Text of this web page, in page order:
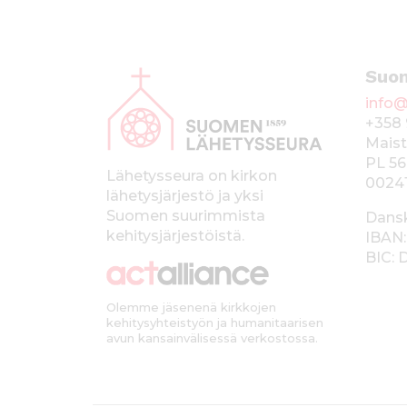
Lähetysseura on kirkon
lähetysjärjestö ja yksi
Suomen suurimmista
kehitysjärjestöistä.
Olemme jäsenenä kirkkojen
kehitysyhteistyön ja humanitaarisen
avun kansainvälisessä verkostossa.
+358
PL 56
BIC: